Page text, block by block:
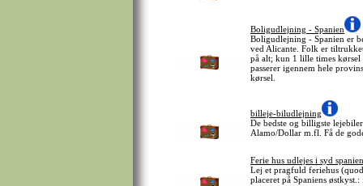
Boligudlejning - Spanien
Boligudlejning - Spanien er
ved Alicante. Folk er
på alt; kun 1 lille times
passerer igennem hele
kørsel.
billeje-biludlejning
De bedste og billigste
Alamo/Dollar m.fl. Få de
Ferie hus udlejes i syd spanien
Lej et pragfuld feriehus
placeret på Spaniens østkyst.: